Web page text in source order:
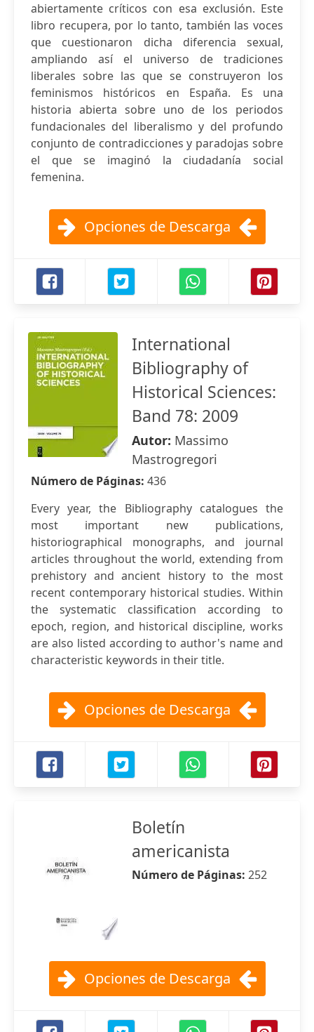
abiertamente críticos con esa exclusión. Este
libro recupera, por lo tanto, también las voces
que cuestionaron dicha diferencia sexual,
ampliando así el universo de tradiciones
liberales sobre las que se construyeron los
feminismos históricos en España. Es una
historia abierta sobre uno de los periodos
fundacionales del liberalismo y del profundo
conjunto de contradicciones y paradojas sobre
el que se imaginó la ciudadanía social
femenina.
Opciones de Descarga
International
Bibliography of
Historical Sciences:
Band 78: 2009
Autor: Massimo
Mastrogregori
Número de Páginas: 436
Every year, the Bibliography catalogues the
most important new publications,
historiographical monographs, and journal
articles throughout the world, extending from
prehistory and ancient history to the most
recent contemporary historical studies. Within
the systematic classification according to
epoch, region, and historical discipline, works
are also listed according to author's name and
characteristic keywords in their title.
Opciones de Descarga
Boletín
americanista
Número de Páginas: 252
Opciones de Descarga